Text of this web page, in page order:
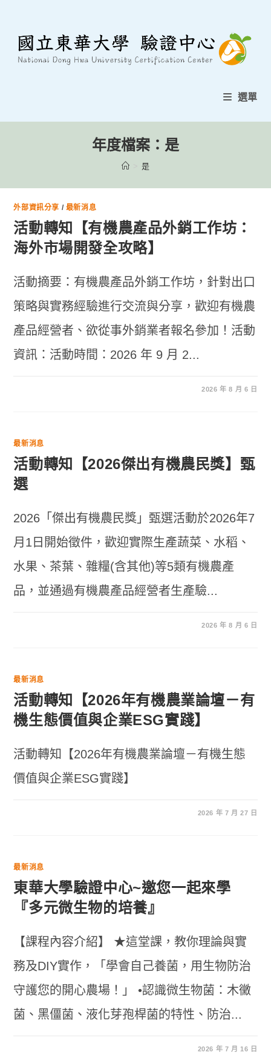
選單
年度檔案：是
是
外部資訊分享 / 最新消息
活動轉知【有機農產品外銷工作坊：
海外市場開發全攻略】
活動摘要：有機農產品外銷工作坊，針對出口
策略與實務經驗進行交流與分享，歡迎有機農
產品經營者、欲從事外銷業者報名參加！活動
資訊：活動時間：2026 年 9 月 2...
2026 年 8 月 6 日
最新消息
活動轉知【2026傑出有機農民獎】甄
選
2026「傑出有機農民獎」甄選活動於2026年7
月1日開始徵件，歡迎實際生產蔬菜、水稻、
水果、茶葉、雜糧(含其他)等5類有機農產
品，並通過有機農產品經營者生產驗...
2026 年 8 月 6 日
最新消息
活動轉知【2026年有機農業論壇－有
機生態價值與企業ESG實踐】
活動轉知【2026年有機農業論壇－有機生態
價值與企業ESG實踐】
2026 年 7 月 27 日
最新消息
東華大學驗證中心~邀您一起來學
『多元微生物的培養』
【課程內容介紹】 ★這堂課，教你理論與實
務及DIY實作，「學會自己養菌，用生物防治
守護您的開心農場！」 •認識微生物菌：木黴
菌、黑僵菌、液化芽孢桿菌的特性、防治...
2026 年 7 月 16 日